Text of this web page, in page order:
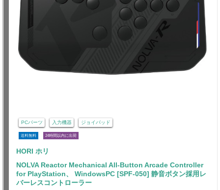
PCパーツ 入力機器 ジョイパッド
送料無料 24時間以内に出荷
HORI ホリ
NOLVA Reactor Mechanical All-Button Arcade Controller
for PlayStation、 WindowsPC [SPF-050] 静音ボタン採用レ
バーレスコントローラー